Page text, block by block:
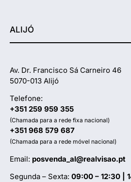
ALIJÓ
Av. Dr. Francisco Sá Carneiro 46
5070-013 Alijó
Telefone:
+351 259 959 355
(Chamada para a rede fixa nacional)
+351 968 579 687
(Chamada para a rede móvel nacional)
Email: posvenda_al@realvisao.pt
Segunda – Sexta: 09:00 – 12:30 |